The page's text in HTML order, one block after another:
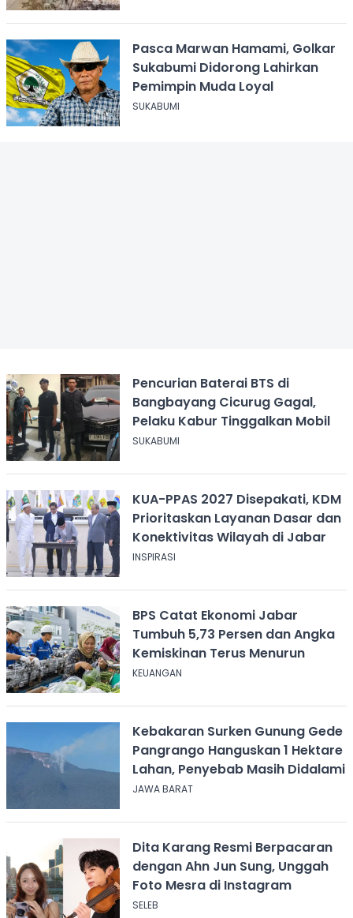
Pasca Marwan Hamami, Golkar
Sukabumi Didorong Lahirkan
Pemimpin Muda Loyal
SUKABUMI
Pencurian Baterai BTS di
Bangbayang Cicurug Gagal,
Pelaku Kabur Tinggalkan Mobil
SUKABUMI
KUA-PPAS 2027 Disepakati, KDM
Prioritaskan Layanan Dasar dan
Konektivitas Wilayah di Jabar
INSPIRASI
BPS Catat Ekonomi Jabar
Tumbuh 5,73 Persen dan Angka
Kemiskinan Terus Menurun
KEUANGAN
Kebakaran Surken Gunung Gede
Pangrango Hanguskan 1 Hektare
Lahan, Penyebab Masih Didalami
JAWA BARAT
Dita Karang Resmi Berpacaran
dengan Ahn Jun Sung, Unggah
Foto Mesra di Instagram
SELEB